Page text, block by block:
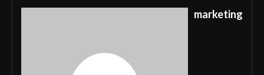
marketing